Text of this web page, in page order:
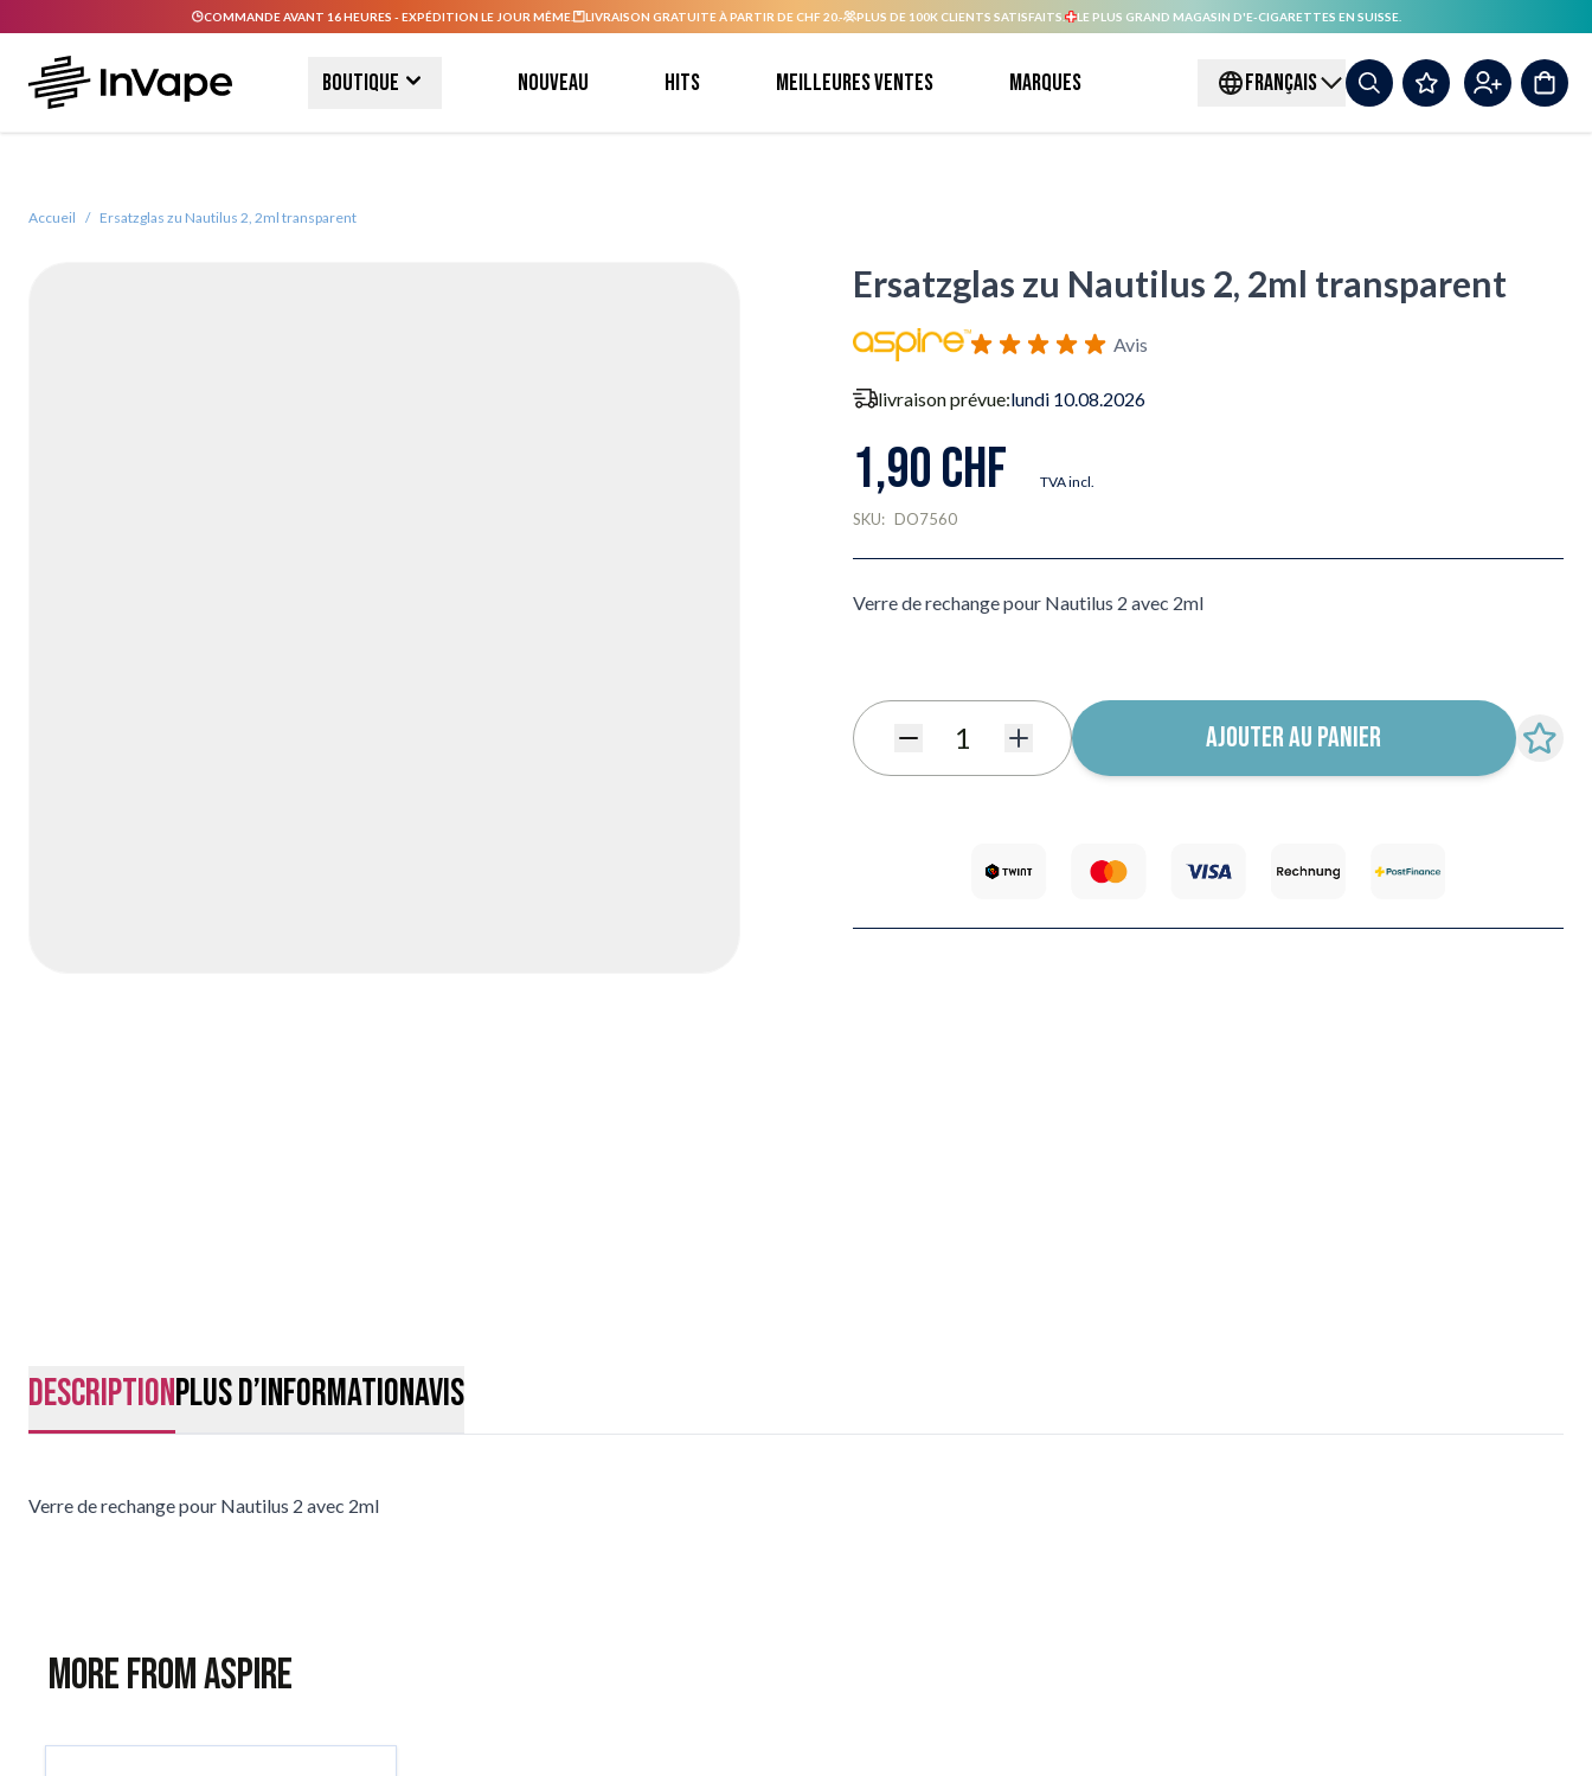
COMMANDE AVANT 16 HEURES - EXPÉDITION LE JOUR MÊME. LIVRAISON GRATUITE À PARTIR DE CHF 20.- PLUS DE 100K CLIENTS SATISFAITS. LE PLUS GRAND MAGASIN D'E-CIGARETTES EN SUISSE.
Boutique Nouveau Hits Meilleures ventes Marques FRANÇAIS
Accueil / Ersatzglas zu Nautilus 2, 2ml transparent
Ersatzglas zu Nautilus 2, 2ml transparent
Avis
livraison prévue:lundi 10.08.2026
1,90 CHF TVA incl.
SKU: DO7560
Verre de rechange pour Nautilus 2 avec 2ml
Quantité AJOUTER AU PANIER
DescriptionPlus d’informationAvis
Verre de rechange pour Nautilus 2 avec 2ml
More from Aspire